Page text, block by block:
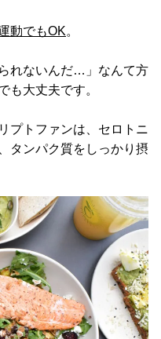
動でもOK。
れないんだ…」なんて方
も大丈夫です。
プトファンは、セロトニ
タンパク質をしっかり摂